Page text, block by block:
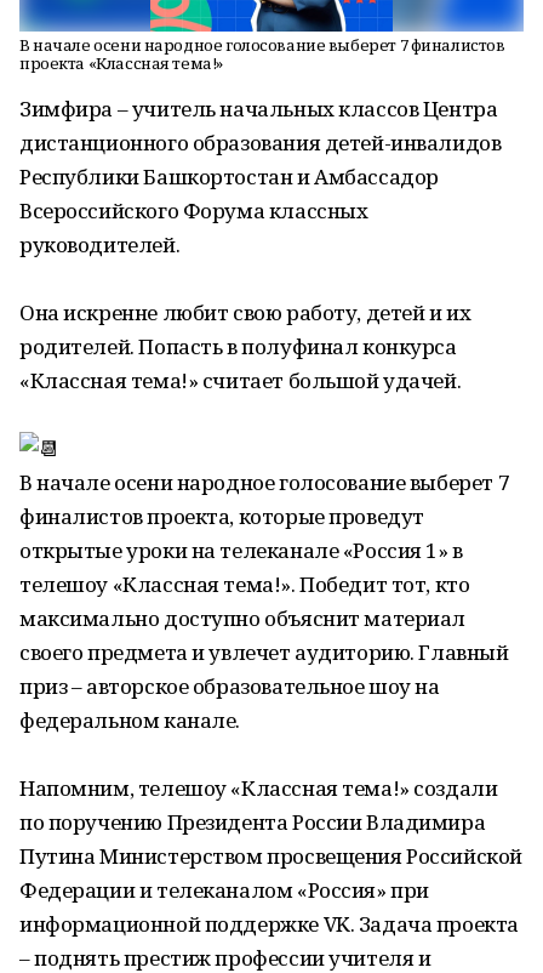
В начале осени народное голосование выберет 7 финалистов
проекта «Классная тема!»
Зимфира – учитель начальных классов Центра
дистанционного образования детей-инвалидов
Республики Башкортостан и Амбассадор
Всероссийского Форума классных
руководителей.
Она искренне любит свою работу, детей и их
родителей. Попасть в полуфинал конкурса
«Классная тема!» считает большой удачей.
В начале осени народное голосование выберет 7
финалистов проекта, которые проведут
открытые уроки на телеканале «Россия 1» в
телешоу «Классная тема!». Победит тот, кто
максимально доступно объяснит материал
своего предмета и увлечет аудиторию. Главный
приз – авторское образовательное шоу на
федеральном канале.
Напомним, телешоу «Классная тема!» создали
по поручению Президента России Владимира
Путина Министерством просвещения Российской
Федерации и телеканалом «Россия» при
информационной поддержке VK. Задача проекта
– поднять престиж профессии учителя и